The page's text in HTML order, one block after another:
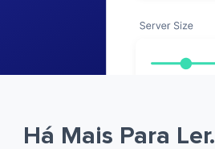
Há Mais Para Ler.